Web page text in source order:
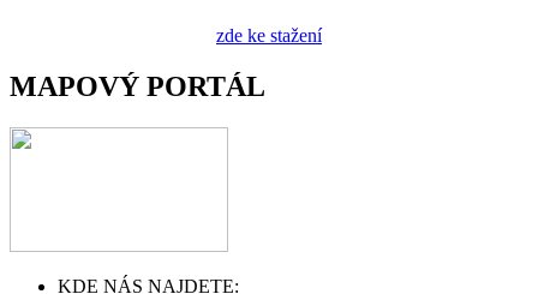
zde ke stažení
MAPOVÝ PORTÁL
KDE NÁS NAJDETE: